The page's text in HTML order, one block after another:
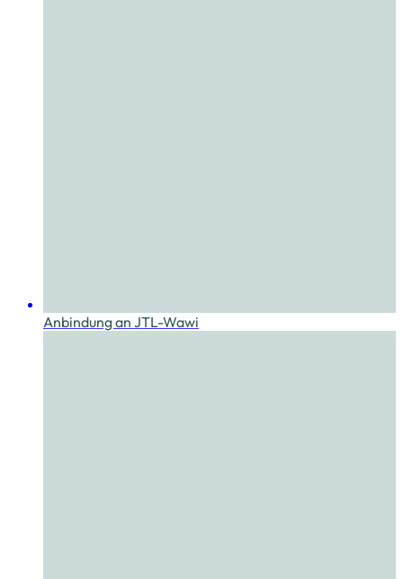
Anbindung an JTL-Wawi